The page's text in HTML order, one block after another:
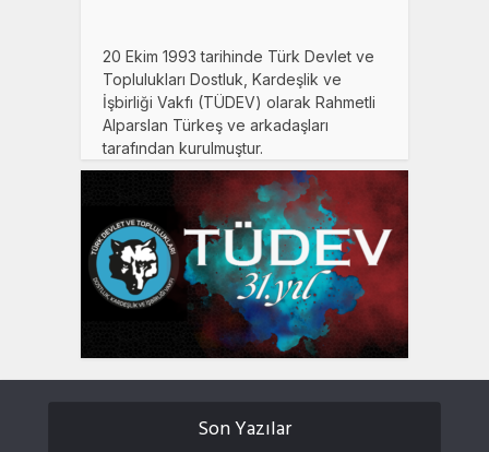
20 Ekim 1993 tarihinde Türk Devlet ve
Toplulukları Dostluk, Kardeşlik ve
İşbirliği Vakfı (TÜDEV) olarak Rahmetli
Alparslan Türkeş ve arkadaşları
tarafından kurulmuştur.
Son Yazılar